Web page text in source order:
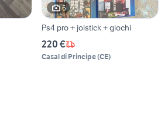
6
Ps4 pro + joistick + giochi
220 €
Casal di Principe(CE)